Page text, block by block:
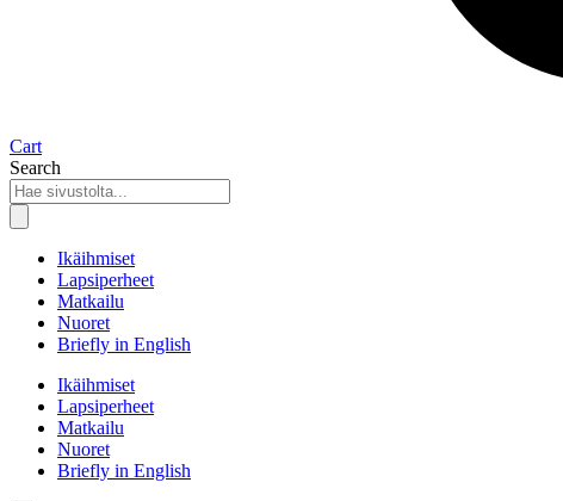
Cart
Search
Ikäihmiset
Lapsiperheet
Matkailu
Nuoret
Briefly in English
Ikäihmiset
Lapsiperheet
Matkailu
Nuoret
Briefly in English